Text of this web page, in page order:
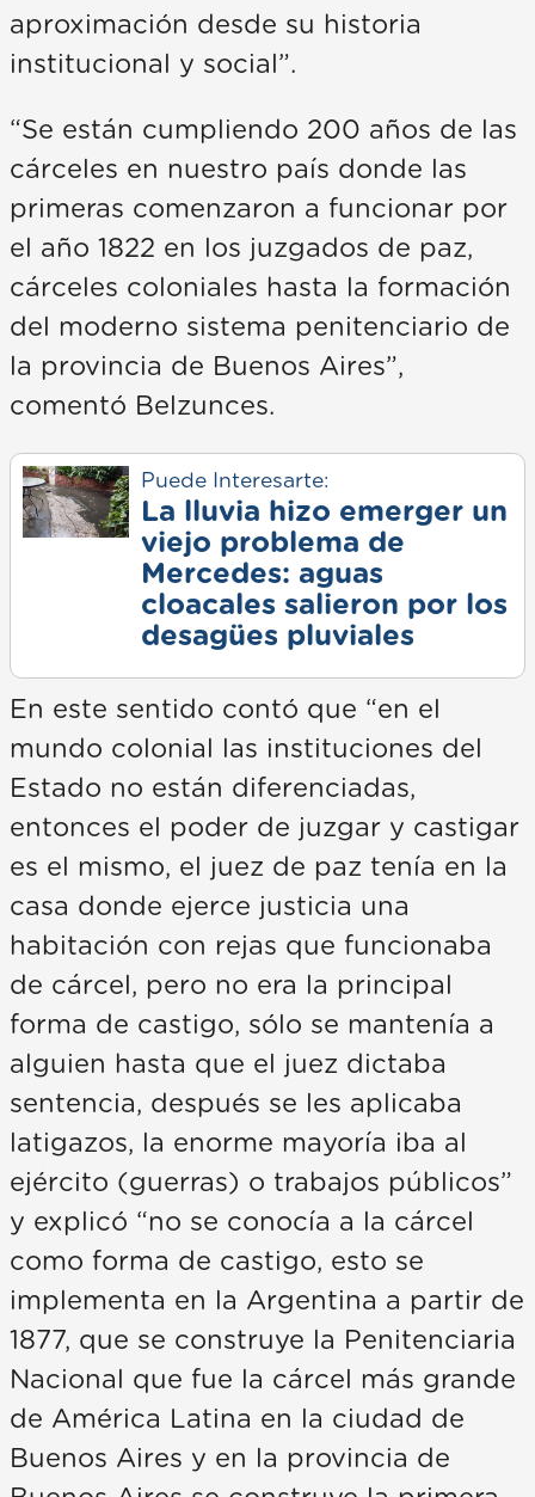
aproximación desde su historia
institucional y social”.
“Se están cumpliendo 200 años de las
cárceles en nuestro país donde las
primeras comenzaron a funcionar por
el año 1822 en los juzgados de paz,
cárceles coloniales hasta la formación
del moderno sistema penitenciario de
la provincia de Buenos Aires”,
comentó Belzunces.
Puede Interesarte:
La lluvia hizo emerger un
viejo problema de
Mercedes: aguas
cloacales salieron por los
desagües pluviales
En este sentido contó que “en el
mundo colonial las instituciones del
Estado no están diferenciadas,
entonces el poder de juzgar y castigar
es el mismo, el juez de paz tenía en la
casa donde ejerce justicia una
habitación con rejas que funcionaba
de cárcel, pero no era la principal
forma de castigo, sólo se mantenía a
alguien hasta que el juez dictaba
sentencia, después se les aplicaba
latigazos, la enorme mayoría iba al
ejército (guerras) o trabajos públicos”
y explicó “no se conocía a la cárcel
como forma de castigo, esto se
implementa en la Argentina a partir de
1877, que se construye la Penitenciaria
Nacional que fue la cárcel más grande
de América Latina en la ciudad de
Buenos Aires y en la provincia de